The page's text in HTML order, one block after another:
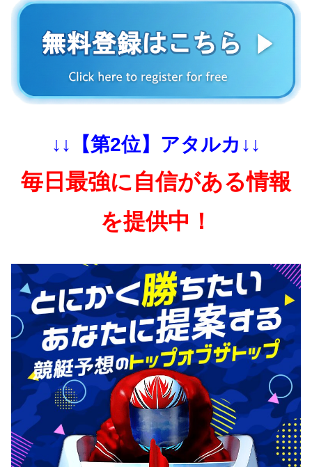
↓↓【第2位】アタルカ↓↓
毎日最強に自信がある情報
を提供中！